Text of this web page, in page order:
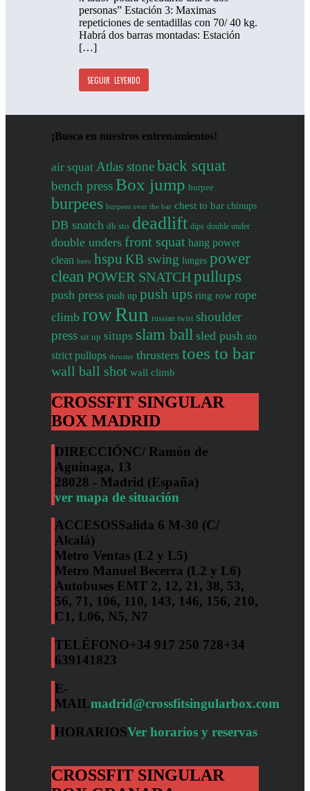
personas” Estación 3: Maximas
repeticiones de sentadillas con 70/ 40 kg.
Habrá dos barras montadas: Estación
[…]
SEGUIR LEYENDO
¡Busca en nuestros entrenamientos!
air squat Atlas stoneback squat
bench press Box jump burpee
burpees burpees over the bar chest to bar chinups
DB snatch db sto deadlift dips double under
double unders front squat hang power
clean hero hspu KB swing lunges power
clean POWER SNATCHpullups
push press push up push ups ring row rope
climb rowRun russian twist shoulder
press sit up situps slam ball sled push sto
strict pullups thruster thrusters toes to bar
wall ball shot wall climb
CROSSFIT SINGULAR
BOX MADRID
DIRECCIÓNC/ Ramón de
Aguinaga, 13
28028 - Madrid (España)
ver mapa de situación
ACCESOSSalida 6 M-30 (C/
Alcalá)
Metro Ventas (L2 y L5)
Metro Manuel Becerra (L2 y L6)
Autobuses EMT 2, 12, 21, 38, 53,
56, 71, 106, 110, 143, 146, 156, 210,
C1, L06, N5, N7
TELÉFONO+34 917 250 728+34
639141823
E-
MAILmadrid@crossfitsingularbox.com
HORARIOSVer horarios y reservas
CROSSFIT SINGULAR